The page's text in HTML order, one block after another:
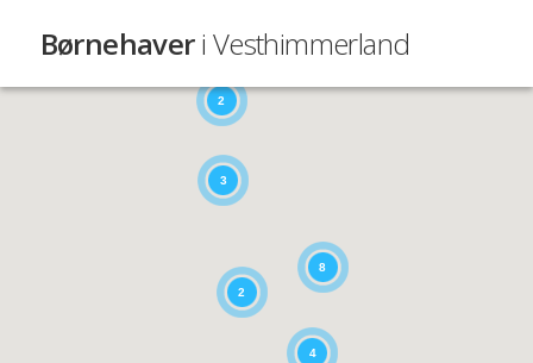
Børnehaveri Vesthimmerland
4
8
3
2
2